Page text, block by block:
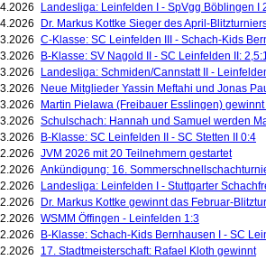
Landesliga: Leinfelden I - SpVgg Böblingen I
Dr. Markus Kottke Sieger des April-
C-Klasse: SC Leinfelden III - Schach-Kids
B-Klasse: SV Nagold II - SC Leinfelden II:
Landesliga: Schmiden/Cannstatt II -
Neue Mitglieder Yassin Meftahi und Jonas
Martin Pielawa (Freibauer Esslingen)
Schulschach: Hannah und Samuel werden
B-Klasse: SC Leinfelden II - SC Stetten II 0:4
JVM 2026 mit 20 Teilnehmern gestartet
Ankündigung: 16.
Landesliga: Leinfelden I - Stuttgarter
Dr. Markus Kottke gewinnt das Februar-
WSMM Öffingen - Leinfelden 1:3
B-Klasse: Schach-Kids Bernhausen I - SC
17. Stadtmeisterschaft: Rafael Kloth gewinnt